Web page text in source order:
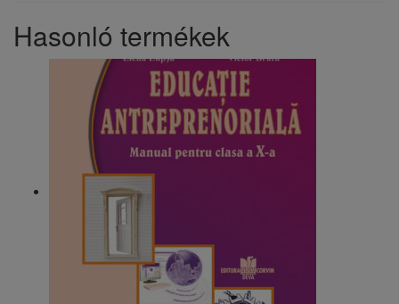
Hasonló termékek